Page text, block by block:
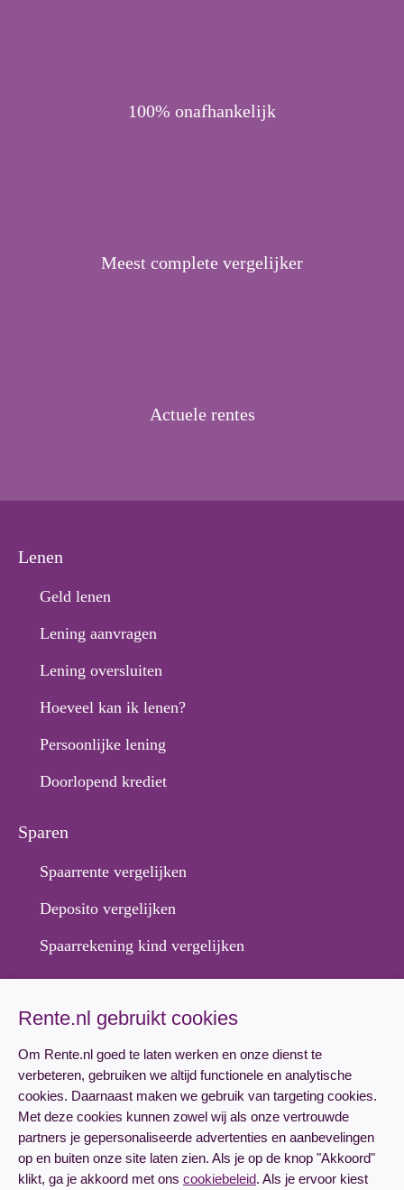
100% onafhankelijk
Meest complete vergelijker
Actuele rentes
Lenen
Geld lenen
Lening aanvragen
Lening oversluiten
Hoeveel kan ik lenen?
Persoonlijke lening
Doorlopend krediet
Sparen
Spaarrente vergelijken
Deposito vergelijken
Spaarrekening kind vergelijken
Hypotheek aanvragen
Lineaire hypotheek rente
Annuïteitenhypotheek rente
Rente.nl gebruikt cookies
Om Rente.nl goed te laten werken en onze dienst te
verbeteren, gebruiken we altijd functionele en analytische
cookies. Daarnaast maken we gebruik van targeting cookies.
Met deze cookies kunnen zowel wij als onze vertrouwde
partners je gepersonaliseerde advertenties en aanbevelingen
op en buiten onze site laten zien. Als je op de knop "Akkoord"
klikt, ga je akkoord met ons cookiebeleid. Als je ervoor kiest